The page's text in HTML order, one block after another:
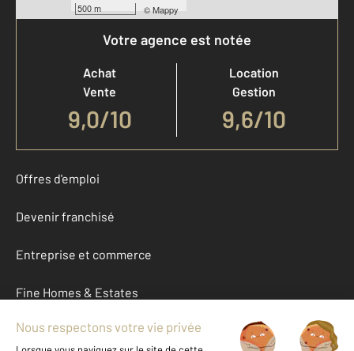
500 m ©Mappy
Votre agence est notée
Achat
Vente
9,0/10
Location
Gestion
9,6/10
Offres d'emploi
Devenir franchisé
Entreprise et commerce
Fine Homes & Estates
À propos